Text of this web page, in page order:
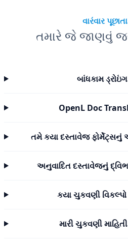
વારંવાર પૂછાતા
તમારે જે જાણવું
બાંધકામ
OpenL Doc
તમે કયા દસ્તાવેજ ફોર્મેટ્સનું
અનુવાદિત દસ્તાવેજનું
કયા ચુકવણી
મારી ચુકવણી